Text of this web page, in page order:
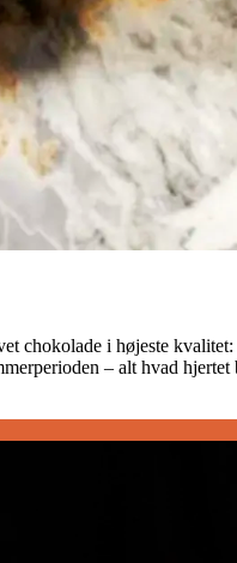
chokolade i højeste
– alt hvad